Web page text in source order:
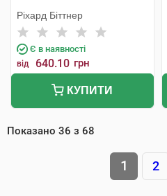
Ріхард Біттнер
Є в наявності
від 640.10 грн
КУПИТИ
Показано 36 з 68
1 2